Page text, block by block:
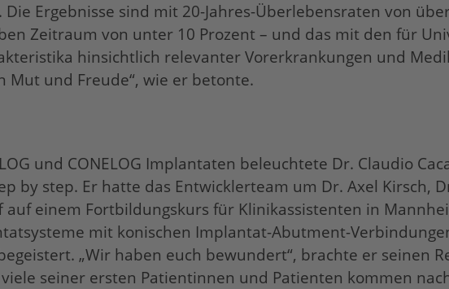
Ergebnisse sind mit 20-Jahres-Überlebensraten von
Zeitraum von unter 10 Prozent – und das mit den für
hinsichtlich relevanter Vorerkrankungen und
Mut und Freude“, wie er betonte.
und CONELOG Implantaten beleuchtete Dr. Claudio
by step. Er hatte das Entwicklerteam um Dr. Axel Kirsch,
einem Fortbildungskurs für Klinikassistenten in
mit konischen Implantat-Abutment-
„Wir haben euch bewundert“, brachte er seinen
seiner ersten Patientinnen und Patienten kommen